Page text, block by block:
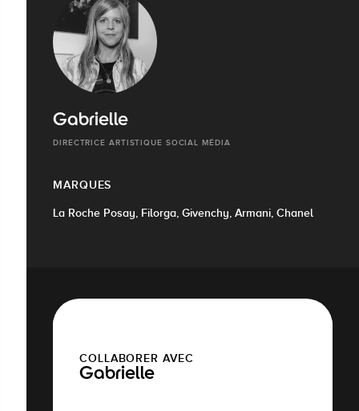
Gabrielle
DIRECTRICE ARTISTIQUE SOCIAL MÉDIA
MARQUES
La Roche Posay, Filorga, Givenchy, Armani, Chanel
COLLABORER AVEC
Gabrielle